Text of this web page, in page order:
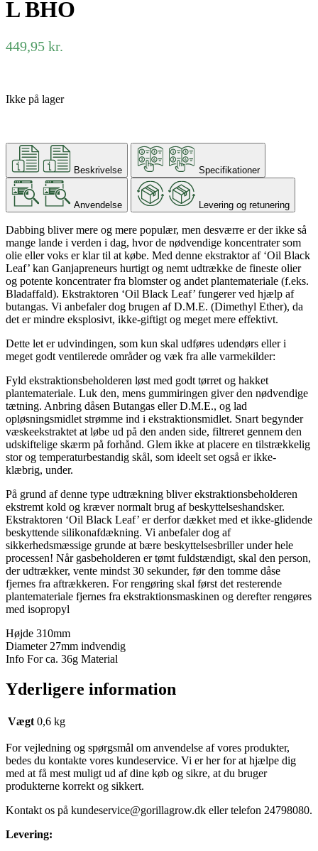
L BHO
449,95 kr.
Ikke på lager
Beskrivelse Specifikationer
Anvendelse Levering og retunering
Dabbing bliver mere og mere populær, men desværre er der ikke så
mange lande i verden i dag, hvor de nødvendige koncentrater som
olie eller voks er klar til at købe. Med denne ekstraktor af ‘Oil Black
Leaf’ kan Ganjapreneurs hurtigt og nemt udtrække de fineste olier
og potente koncentrater fra blomster og andet plantemateriale (f.eks.
Bladaffald). Ekstraktoren ‘Oil Black Leaf’ fungerer ved hjælp af
butangas. Vi anbefaler dog brugen af ​​D.M.E. (Dimethyl Ether), da
det er mindre eksplosivt, ikke-giftigt og meget mere effektivt.
Dette let er udvindingen, som kun skal udføres udendørs eller i
meget godt ventilerede områder og væk fra alle varmekilder:
Fyld ekstraktionsbeholderen løst med godt tørret og hakket
plantemateriale. Luk den, mens gummiringen giver den nødvendige
tætning. Anbring dåsen Butangas eller D.M.E., og lad
opløsningsmidlet strømme ind i ekstraktionsmidlet. Snart begynder
væskeekstraktet at løbe ud på den anden side, filtreret gennem den
udskiftelige skærm på forhånd. Glem ikke at placere en tilstrækkelig
stor og temperaturbestandig skål, som ideelt set også er ikke-
klæbrig, under.
På grund af denne type udtrækning bliver ekstraktionsbeholderen
ekstremt kold og kræver normalt brug af beskyttelseshandsker.
Ekstraktoren ‘Oil Black Leaf’ er derfor dækket med et ikke-glidende
beskyttende silikonafdækning. Vi anbefaler dog af
sikkerhedsmæssige grunde at bære beskyttelsesbriller under hele
processen! Når gasbeholderen er tømt fuldstændigt, skal den person,
der udtrækker, vente mindst 30 sekunder, før den tomme dåse
fjernes fra aftrækkeren. For rengøring skal først det resterende
plantemateriale fjernes fra ekstraktionsmaskinen og derefter rengøres
med isopropyl
Højde 310mm
Diameter 27mm indvendig
Info For ca. 36g Material
Yderligere information
Vægt 0,6 kg
For vejledning og spørgsmål om anvendelse af vores produkter,
bedes du kontakte vores kundeservice. Vi er her for at hjælpe dig
med at få mest muligt ud af dine køb og sikre, at du bruger
produkterne korrekt og sikkert.
Kontakt os på kundeservice@gorillagrow.dk eller telefon 24798080.
Levering: